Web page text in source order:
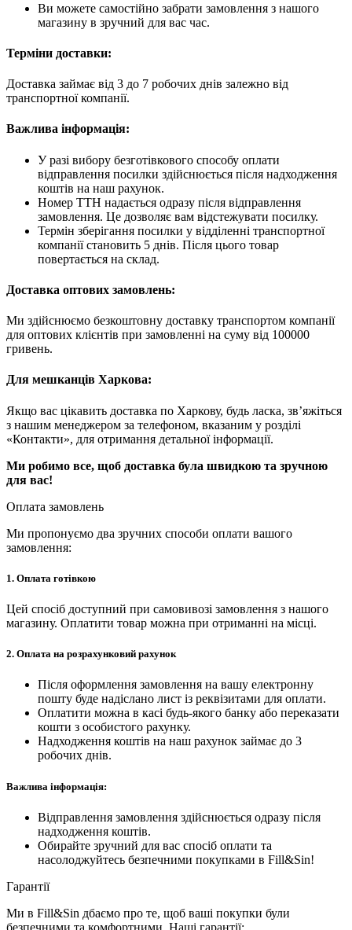
Ви можете самостійно забрати замовлення з нашого
магазину в зручний для вас час.
Терміни доставки:
Доставка займає від 3 до 7 робочих днів залежно від
транспортної компанії.
Важлива інформація:
У разі вибору безготівкового способу оплати
відправлення посилки здійснюється після надходження
коштів на наш рахунок.
Номер ТТН надається одразу після відправлення
замовлення. Це дозволяє вам відстежувати посилку.
Термін зберігання посилки у відділенні транспортної
компанії становить 5 днів. Після цього товар
повертається на склад.
Доставка оптових замовлень:
Ми здійснюємо безкоштовну доставку транспортом компанії
для оптових клієнтів при замовленні на суму від 100000
гривень.
Для мешканців Харкова:
Якщо вас цікавить доставка по Харкову, будь ласка, зв’яжіться
з нашим менеджером за телефоном, вказаним у розділі
«Контакти», для отримання детальної інформації.
Ми робимо все, щоб доставка була швидкою та зручною
для вас!
Оплата замовлень
Ми пропонуємо два зручних способи оплати вашого
замовлення:
1. Оплата готівкою
Цей спосіб доступний при самовивозі замовлення з нашого
магазину. Оплатити товар можна при отриманні на місці.
2. Оплата на розрахунковий рахунок
Після оформлення замовлення на вашу електронну
пошту буде надіслано лист із реквізитами для оплати.
Оплатити можна в касі будь-якого банку або переказати
кошти з особистого рахунку.
Надходження коштів на наш рахунок займає до 3
робочих днів.
Важлива інформація:
Відправлення замовлення здійснюється одразу після
надходження коштів.
Обирайте зручний для вас спосіб оплати та
насолоджуйтесь безпечними покупками в Fill&Sin!
Гарантії
Ми в Fill&Sin дбаємо про те, щоб ваші покупки були
безпечними та комфортними. Наші гарантії: